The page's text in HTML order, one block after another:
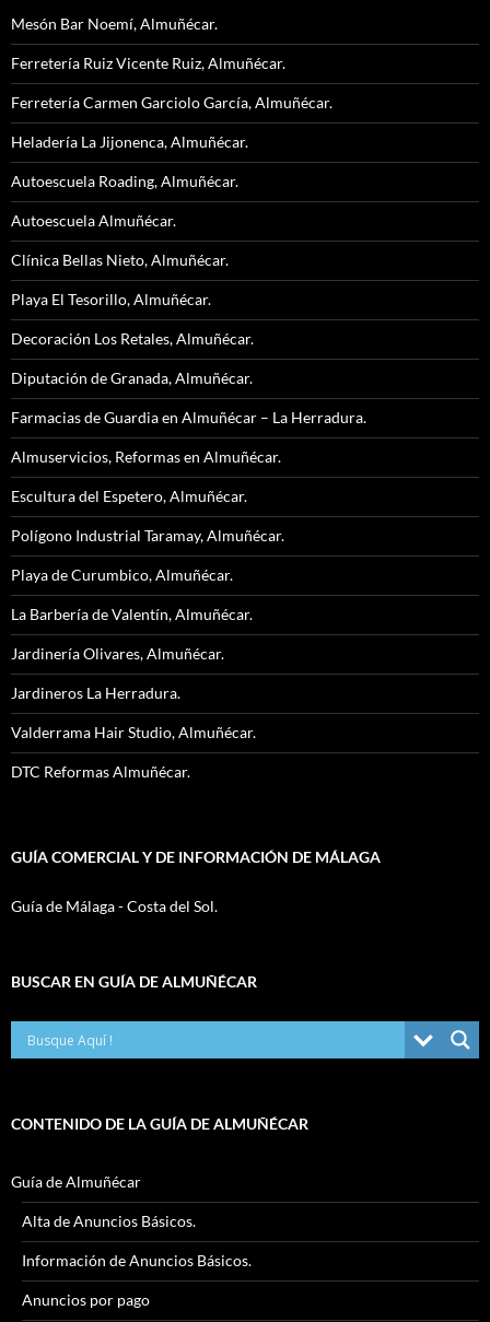
Mesón Bar Noemí, Almuñécar.
Ferretería Ruiz Vicente Ruiz, Almuñécar.
Ferretería Carmen Garciolo García, Almuñécar.
Heladería La Jijonenca, Almuñécar.
Autoescuela Roading, Almuñécar.
Autoescuela Almuñécar.
Clínica Bellas Nieto, Almuñécar.
Playa El Tesorillo, Almuñécar.
Decoración Los Retales, Almuñécar.
Diputación de Granada, Almuñécar.
Farmacias de Guardia en Almuñécar – La Herradura.
Almuservicios, Reformas en Almuñécar.
Escultura del Espetero, Almuñécar.
Polígono Industrial Taramay, Almuñécar.
Playa de Curumbico, Almuñécar.
La Barbería de Valentín, Almuñécar.
Jardinería Olivares, Almuñécar.
Jardineros La Herradura.
Valderrama Hair Studio, Almuñécar.
DTC Reformas Almuñécar.
GUÍA COMERCIAL Y DE INFORMACIÓN DE MÁLAGA
Guía de Málaga - Costa del Sol.
BUSCAR EN GUÍA DE ALMUÑÉCAR
CONTENIDO DE LA GUÍA DE ALMUÑÉCAR
Guía de Almuñécar
Alta de Anuncios Básicos.
Información de Anuncios Básicos.
Anuncios por pago